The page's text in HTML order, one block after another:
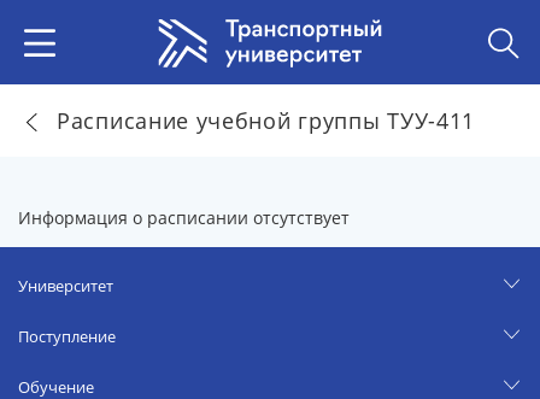
Расписание учебной группы ТУУ-411
Информация о расписании отсутствует
Университет
Поступление
Обучение